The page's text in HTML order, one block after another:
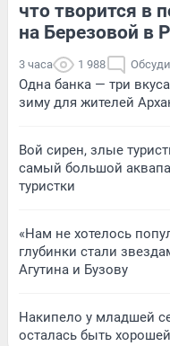
что творится в
на Березовой в
3 часа 1 988
Одна банка — три
зиму для жителей
Вой сирен, злые
самый большой
туристки
«Нам не хотелось
глубинки стали
Агутина и Бузову
Накипело у младшей
осталась быть